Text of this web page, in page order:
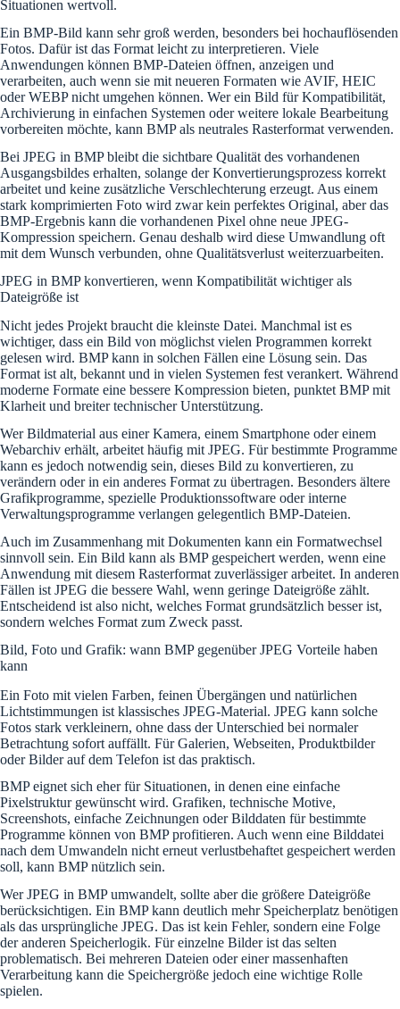
Situationen wertvoll.
Ein BMP-Bild kann sehr groß werden, besonders bei hochauflösenden
Fotos. Dafür ist das Format leicht zu interpretieren. Viele
Anwendungen können BMP-Dateien öffnen, anzeigen und
verarbeiten, auch wenn sie mit neueren Formaten wie AVIF, HEIC
oder WEBP nicht umgehen können. Wer ein Bild für Kompatibilität,
Archivierung in einfachen Systemen oder weitere lokale Bearbeitung
vorbereiten möchte, kann BMP als neutrales Rasterformat verwenden.
Bei JPEG in BMP bleibt die sichtbare Qualität des vorhandenen
Ausgangsbildes erhalten, solange der Konvertierungsprozess korrekt
arbeitet und keine zusätzliche Verschlechterung erzeugt. Aus einem
stark komprimierten Foto wird zwar kein perfektes Original, aber das
BMP-Ergebnis kann die vorhandenen Pixel ohne neue JPEG-
Kompression speichern. Genau deshalb wird diese Umwandlung oft
mit dem Wunsch verbunden, ohne Qualitätsverlust weiterzuarbeiten.
JPEG in BMP konvertieren, wenn Kompatibilität wichtiger als
Dateigröße ist
Nicht jedes Projekt braucht die kleinste Datei. Manchmal ist es
wichtiger, dass ein Bild von möglichst vielen Programmen korrekt
gelesen wird. BMP kann in solchen Fällen eine Lösung sein. Das
Format ist alt, bekannt und in vielen Systemen fest verankert. Während
moderne Formate eine bessere Kompression bieten, punktet BMP mit
Klarheit und breiter technischer Unterstützung.
Wer Bildmaterial aus einer Kamera, einem Smartphone oder einem
Webarchiv erhält, arbeitet häufig mit JPEG. Für bestimmte Programme
kann es jedoch notwendig sein, dieses Bild zu konvertieren, zu
verändern oder in ein anderes Format zu übertragen. Besonders ältere
Grafikprogramme, spezielle Produktionssoftware oder interne
Verwaltungsprogramme verlangen gelegentlich BMP-Dateien.
Auch im Zusammenhang mit Dokumenten kann ein Formatwechsel
sinnvoll sein. Ein Bild kann als BMP gespeichert werden, wenn eine
Anwendung mit diesem Rasterformat zuverlässiger arbeitet. In anderen
Fällen ist JPEG die bessere Wahl, wenn geringe Dateigröße zählt.
Entscheidend ist also nicht, welches Format grundsätzlich besser ist,
sondern welches Format zum Zweck passt.
Bild, Foto und Grafik: wann BMP gegenüber JPEG Vorteile haben
kann
Ein Foto mit vielen Farben, feinen Übergängen und natürlichen
Lichtstimmungen ist klassisches JPEG-Material. JPEG kann solche
Fotos stark verkleinern, ohne dass der Unterschied bei normaler
Betrachtung sofort auffällt. Für Galerien, Webseiten, Produktbilder
oder Bilder auf dem Telefon ist das praktisch.
BMP eignet sich eher für Situationen, in denen eine einfache
Pixelstruktur gewünscht wird. Grafiken, technische Motive,
Screenshots, einfache Zeichnungen oder Bilddaten für bestimmte
Programme können von BMP profitieren. Auch wenn eine Bilddatei
nach dem Umwandeln nicht erneut verlustbehaftet gespeichert werden
soll, kann BMP nützlich sein.
Wer JPEG in BMP umwandelt, sollte aber die größere Dateigröße
berücksichtigen. Ein BMP kann deutlich mehr Speicherplatz benötigen
als das ursprüngliche JPEG. Das ist kein Fehler, sondern eine Folge
der anderen Speicherlogik. Für einzelne Bilder ist das selten
problematisch. Bei mehreren Dateien oder einer massenhaften
Verarbeitung kann die Speichergröße jedoch eine wichtige Rolle
spielen.